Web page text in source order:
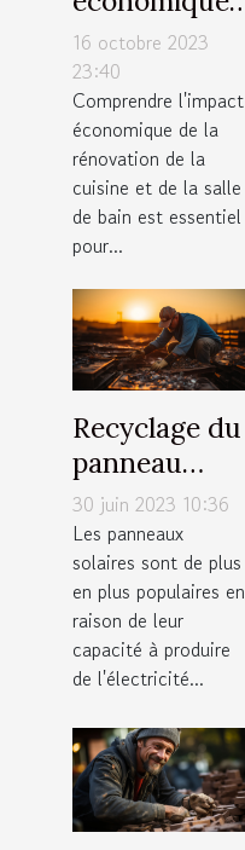
de la
rénovation de
cuisine et
salle de bain
16 octobre 2023
23:40
Comprendre l'impact
économique de la
rénovation de la
cuisine et de la salle
de bain est essentiel
pour...
Recyclage du
panneau
solaire : qu'en
est-il
vraiment ?
30 juin 2023 10:36
Les panneaux
solaires sont de plus
en plus populaires en
raison de leur
capacité à produire
de l'électricité...